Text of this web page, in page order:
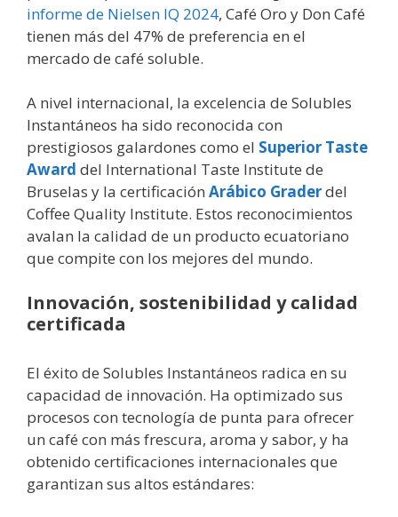
informe de Nielsen IQ 2024, Café Oro y Don Café
tienen más del 47% de preferencia en el
mercado de café soluble.
A nivel internacional, la excelencia de Solubles
Instantáneos ha sido reconocida con
prestigiosos galardones como el Superior Taste
Award del International Taste Institute de
Bruselas y la certificación Arábico Graderdel
Coffee Quality Institute. Estos reconocimientos
avalan la calidad de un producto ecuatoriano
que compite con los mejores del mundo.
Innovación, sostenibilidad y calidad
certificada
El éxito de Solubles Instantáneos radica en su
capacidad de innovación. Ha optimizado sus
procesos con tecnología de punta para ofrecer
un café con más frescura, aroma y sabor, y ha
obtenido certificaciones internacionales que
garantizan sus altos estándares: